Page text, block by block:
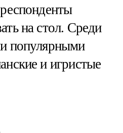
на стол. Среди
популярными
и игристые